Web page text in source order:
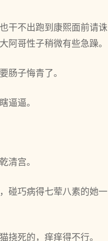
干不出跑到康熙面前请诛
阿哥性子稍微有些急躁。
肠子悔青了。
逼逼。
清宫。
碰巧病得七荤八素的她一
挠死的，痒痒得不行。